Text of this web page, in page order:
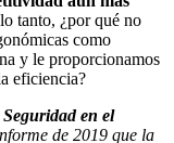
tanto, ¿por qué no
como
y le proporcionamos
eficiencia?
en el
de 2019 que la